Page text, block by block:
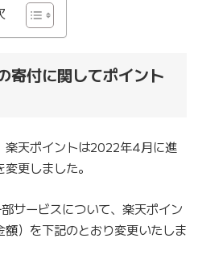
寄付に関してポイント
楽天ポイントは2022年4月に進
更しました。
サービスについて、楽天ポイン
）を下記のとおり変更いたしま